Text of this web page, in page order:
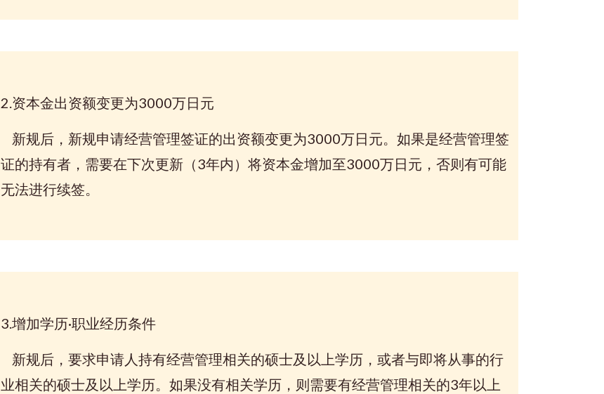
2.资本金出资额变更为3000万日元
新规后，新规申请经营管理签证的出资额变更为3000万日元。如果是经营管理签
证的持有者，需要在下次更新（3年内）将资本金增加至3000万日元，否则有可能
无法进行续签。
3.增加学历·职业经历条件
新规后，要求申请人持有经营管理相关的硕士及以上学历，或者与即将从事的行
业相关的硕士及以上学历。如果没有相关学历，则需要有经营管理相关的3年以上